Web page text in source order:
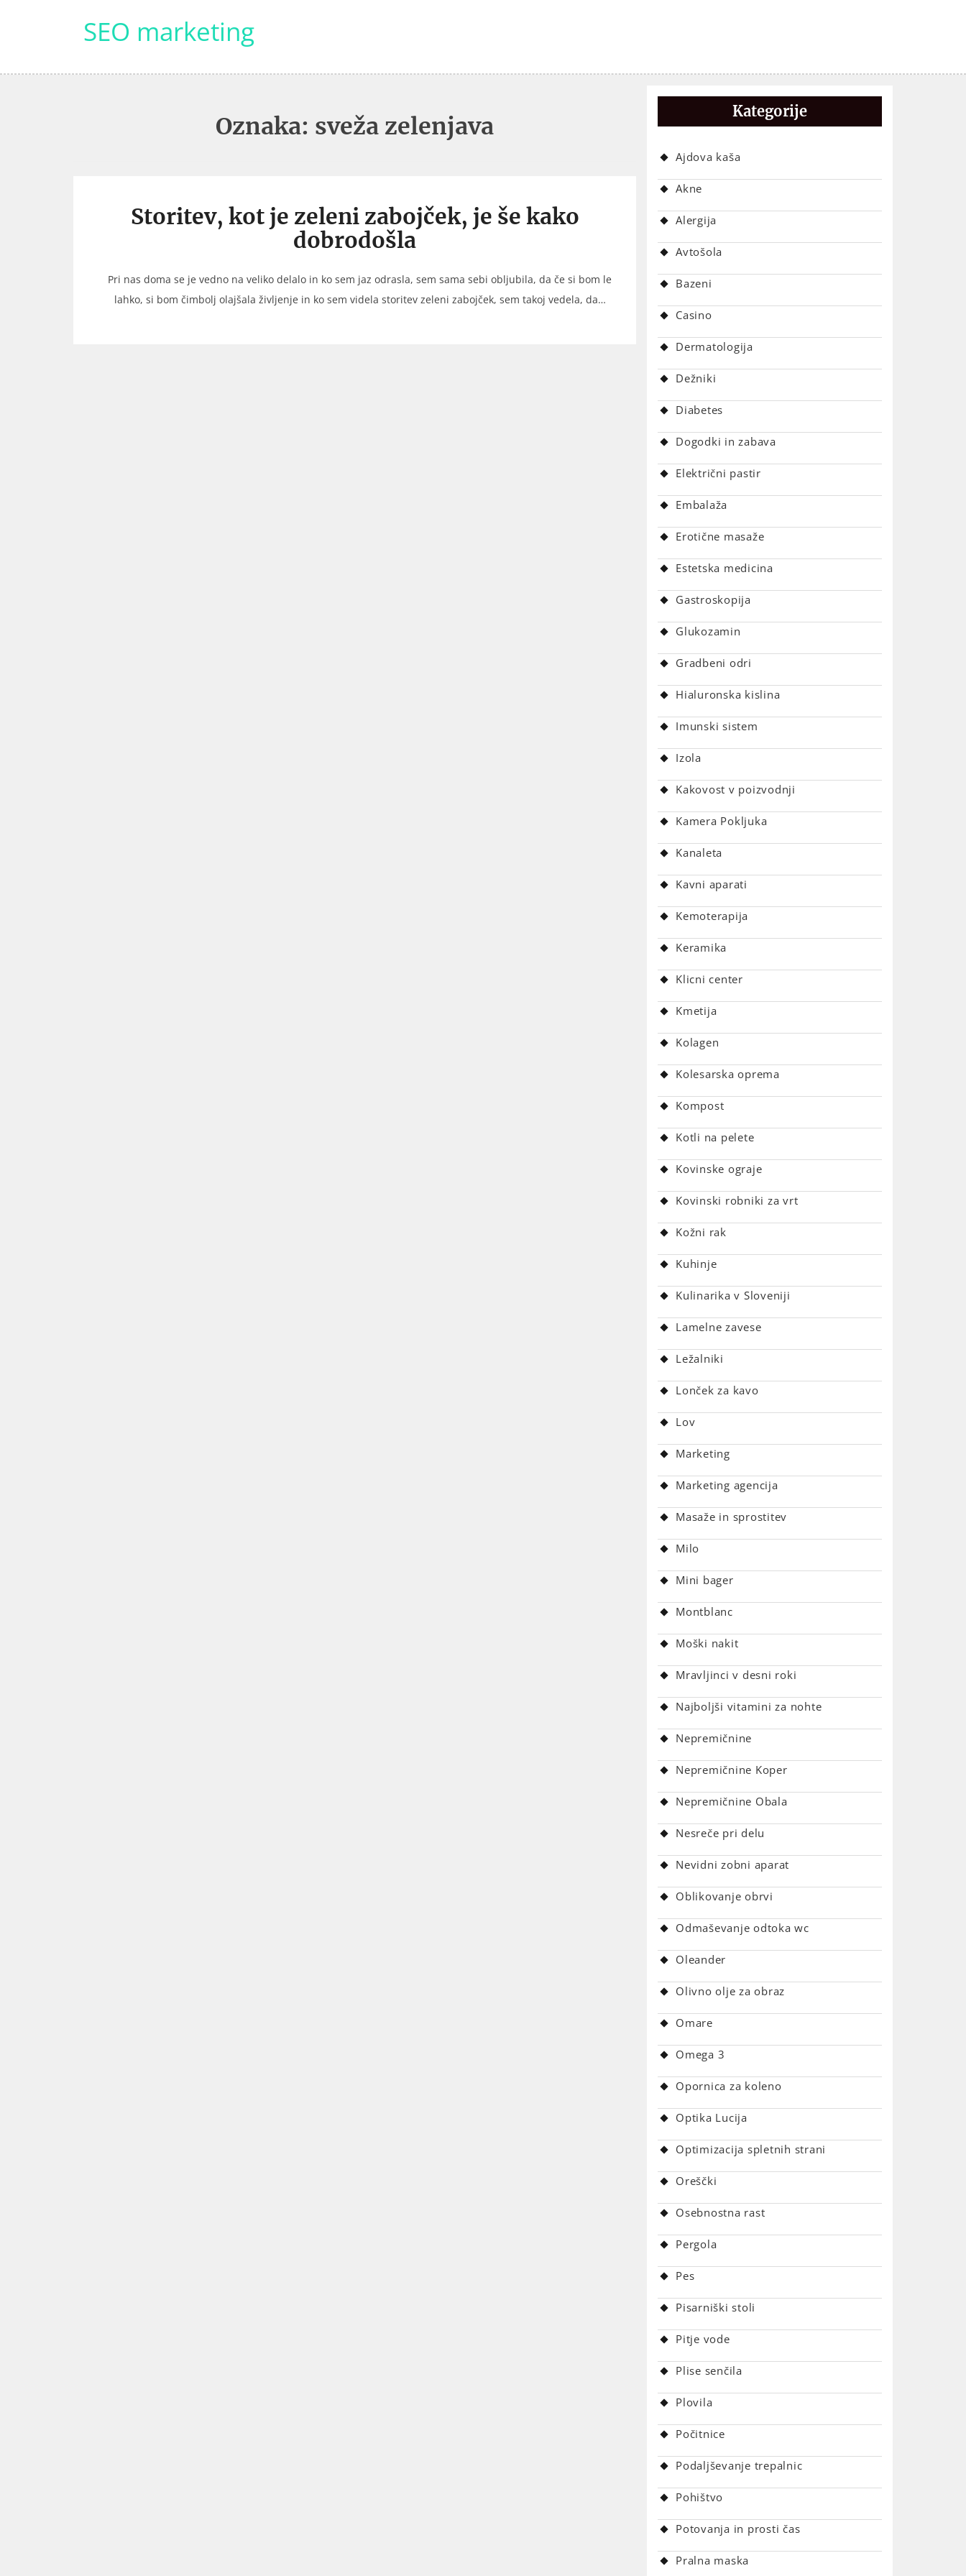
SEO marketing
Oznaka: sveža zelenjava
Storitev, kot je zeleni zabojček, je še kako
dobrodošla
Pri nas doma se je vedno na veliko delalo in ko sem jaz odrasla, sem sama sebi obljubila, da če si bom le
lahko, si bom čimbolj olajšala življenje in ko sem videla storitev zeleni zabojček, sem takoj vedela, da…
Kategorije
Ajdova kaša
Akne
Alergija
Avtošola
Bazeni
Casino
Dermatologija
Dežniki
Diabetes
Dogodki in zabava
Električni pastir
Embalaža
Erotične masaže
Estetska medicina
Gastroskopija
Glukozamin
Gradbeni odri
Hialuronska kislina
Imunski sistem
Izola
Kakovost v poizvodnji
Kamera Pokljuka
Kanaleta
Kavni aparati
Kemoterapija
Keramika
Klicni center
Kmetija
Kolagen
Kolesarska oprema
Kompost
Kotli na pelete
Kovinske ograje
Kovinski robniki za vrt
Kožni rak
Kuhinje
Kulinarika v Sloveniji
Lamelne zavese
Ležalniki
Lonček za kavo
Lov
Marketing
Marketing agencija
Masaže in sprostitev
Milo
Mini bager
Montblanc
Moški nakit
Mravljinci v desni roki
Najboljši vitamini za nohte
Nepremičnine
Nepremičnine Koper
Nepremičnine Obala
Nesreče pri delu
Nevidni zobni aparat
Oblikovanje obrvi
Odmaševanje odtoka wc
Oleander
Olivno olje za obraz
Omare
Omega 3
Opornica za koleno
Optika Lucija
Optimizacija spletnih strani
Oreščki
Osebnostna rast
Pergola
Pes
Pisarniški stoli
Pitje vode
Plise senčila
Plovila
Počitnice
Podaljševanje trepalnic
Pohištvo
Potovanja in prosti čas
Pralna maska